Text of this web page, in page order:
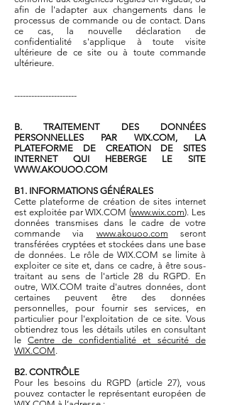
afin de l'adapter aux changements dans le
processus de commande ou de contact. Dans
ce cas, la nouvelle déclaration de
confidentialité s'applique à toute visite
ultérieure de ce site ou à toute commande
ultérieure.
----------------------
B. TRAITEMENT DES DONNÉES
PERSONNELLES PAR WIX.COM, LA
PLATEFORME DE CREATION DE SITES
INTERNET QUI HEBERGE LE SITE
WWW.AKOUOO.COM
B1. INFORMATIONS GÉNÉRALES
Cette plateforme de création de sites internet
est exploitée par WIX.COM (www.wix.com). Les
données transmises dans le cadre de votre
commande via www.akouoo.com seront
transférées cryptées et stockées dans une base
de données. Le rôle de WIX.COM se limite à
exploiter ce site et, dans ce cadre, à être sous-
traitant au sens de l'article 28 du RGPD. En
outre, WIX.COM traite d'autres données, dont
certaines peuvent être des données
personnelles, pour fournir ses services, en
particulier pour l'exploitation de ce site. Vous
obtiendrez tous les détails utiles en consultant
leCentre de confidentialité et sécurité de
WIX.COM.
B2. CONTRÔLE
Pour les besoins du RGPD (article 27), vous
pouvez contacter le représentant européen de